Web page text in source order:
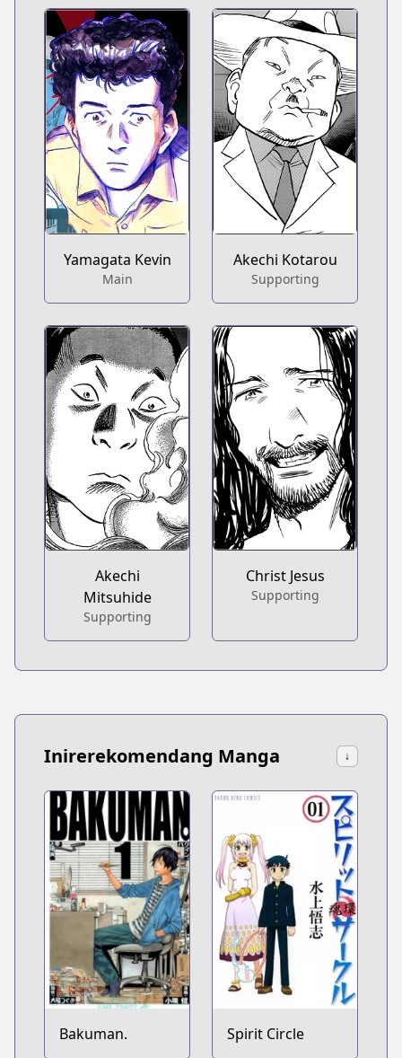
Yamagata Kevin
Main
Akechi Kotarou
Supporting
Akechi
Mitsuhide
Supporting
Christ Jesus
Supporting
Inirerekomendang Manga ↓
Bakuman. Spirit Circle